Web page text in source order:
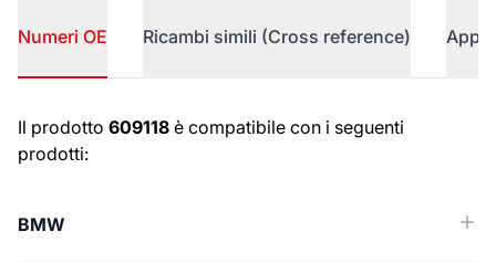
Numeri OE Ricambi simili (Cross reference)
Numeri OE
Il prodotto 609118 è compatibile con i seguenti
prodotti:
BMW